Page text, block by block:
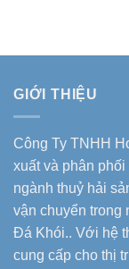
GIỚI THIỆU
Công Ty TNHH
xuất và phân
ngành thuỷ hải
vận chuyển trong
Đá Khói.. Với hệ
cung cấp cho thị